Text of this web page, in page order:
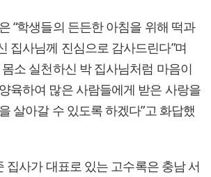
“학생들의 든든한 아침을 위해 떡과
집사님께 진심으로 감사드린다”며
소 실천하신 박 집사님처럼 마음이
육하여 많은 사람들에게 받은 사랑을
살아갈 수 있도록 하겠다”고 화답했
집사가 대표로 있는 고수록은 충남 서